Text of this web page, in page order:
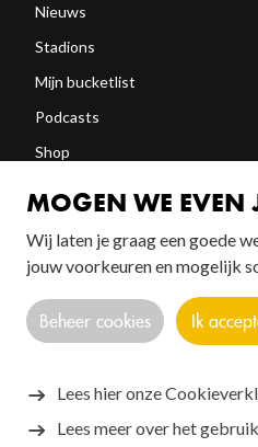
Nieuws
Stadions
Mijn bucketlist
Podcasts
Shop
FOLLOW US!
Copyright ©
MOGEN WE EVEN
Wij laten je graag een goede
jouw voorkeuren en mogelijk
Beheer cookies Ik
Lees hier onze
Lees meer over het